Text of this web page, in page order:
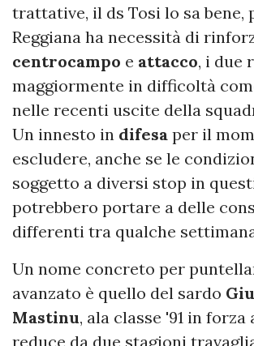
trattative, il ds Tosi lo sa bene,
Reggiana ha necessità di
centrocampo e attacco, i due
maggiormente in difficoltà
nelle recenti uscite della
Un innesto in difesa per il
escludere, anche se le
soggetto a diversi stop in
potrebbero portare a delle
differenti tra qualche
Un nome concreto per
avanzato è quello del sardo
Mastinu, ala classe '91 in forza
reduce da due stagioni